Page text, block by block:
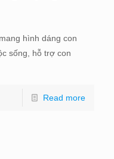
hình dáng con
sống, hỗ trợ con
Read more